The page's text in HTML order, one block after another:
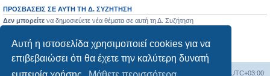
Αυτή η ιστοσελίδα χρησιμοποιεί cookies για να
επιβεβαιώσει ότι θα έχετε την καλύτερη δυνατή
ΠΡΟΣΒΆΣΕΙΣ ΣΕ ΑΥΤΉ ΤΗ Δ. ΣΥΖΉΤΗΣΗ
Δεν μπορείτε να δημοσιεύετε νέα θέματα σε αυτή τη Δ. Συζήτηση
Δεν μπορείτε
να επεξεργάζεστε τις δημοσιεύσεις σας σε αυτή τη Δ. Συζήτηση
Δεν μπορείτενα διαγράφετε τις δημοσιεύσεις σας σε αυτή τη Δ. Συζήτηση
Δεν μπορείτενα επισυνάπτετε αρχεία σε αυτή τη Δ. Συζήτηση
Ευρετήριο Δ. Συζήτησης Όλοι οι χρόνοι είναι UTC+03:00